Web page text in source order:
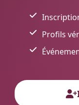
Profils